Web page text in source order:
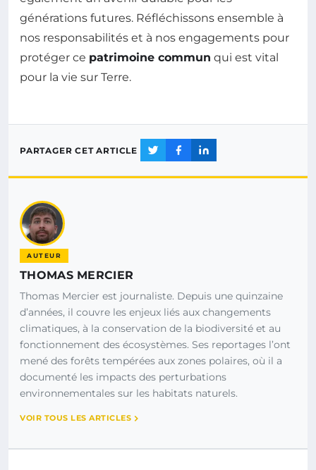
générations futures. Réfléchissons ensemble à
nos responsabilités et à nos engagements pour
protéger ce patrimoine commun qui est vital
pour la vie sur Terre.
PARTAGER CET ARTICLE
AUTEUR
THOMAS MERCIER
Thomas Mercier est journaliste. Depuis une quinzaine
d’années, il couvre les enjeux liés aux changements
climatiques, à la conservation de la biodiversité et au
fonctionnement des écosystèmes. Ses reportages l’ont
mené des forêts tempérées aux zones polaires, où il a
documenté les impacts des perturbations
environnementales sur les habitats naturels.
VOIR TOUS LES ARTICLES